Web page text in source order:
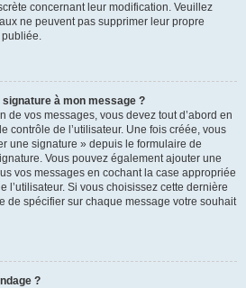
concernant leur modification. Veuillez
ne peuvent pas supprimer leur propre
publiée.
à mon message ?
de vos messages, vous devez tout d’abord en
contrôle de l’utilisateur. Une fois créée, vous
une signature » depuis le formulaire de
Vous pouvez également ajouter une
vos messages en cochant la case appropriée
l’utilisateur. Si vous choisissez cette dernière
de spécifier sur chaque message votre souhait
?